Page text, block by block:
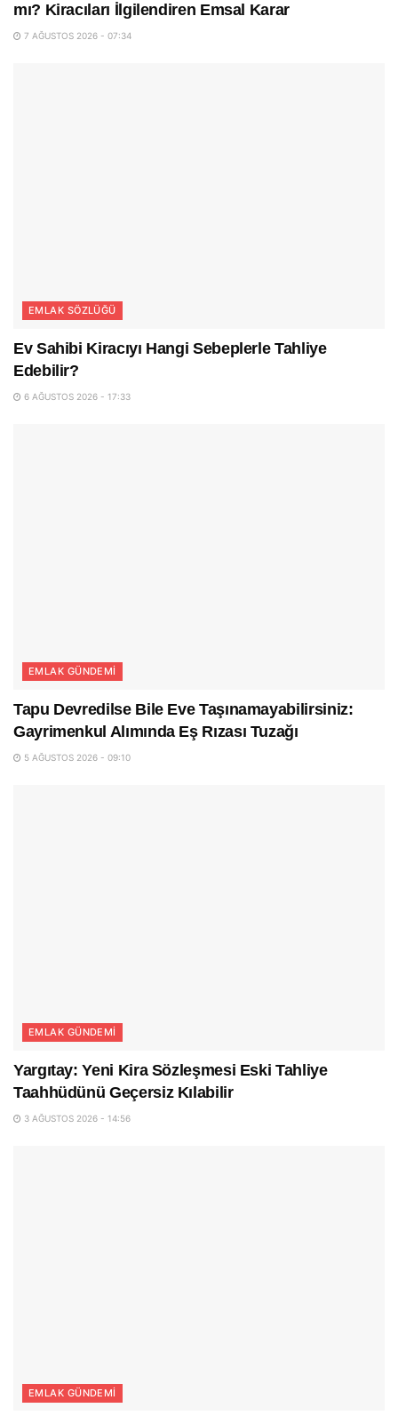
mı? Kiracıları İlgilendiren Emsal Karar
7 AĞUSTOS 2026 - 07:34
EMLAK SÖZLÜĞÜ
Ev Sahibi Kiracıyı Hangi Sebeplerle Tahliye
Edebilir?
6 AĞUSTOS 2026 - 17:33
EMLAK GÜNDEMI
Tapu Devredilse Bile Eve Taşınamayabilirsiniz:
Gayrimenkul Alımında Eş Rızası Tuzağı
5 AĞUSTOS 2026 - 09:10
EMLAK GÜNDEMI
Yargıtay: Yeni Kira Sözleşmesi Eski Tahliye
Taahhüdünü Geçersiz Kılabilir
3 AĞUSTOS 2026 - 14:56
EMLAK GÜNDEMI